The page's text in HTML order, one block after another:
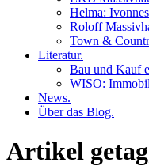
Helma:
Roloff
Town &
Literatur.
Bau und Kauf
WISO:
News.
Über das Blog.
Artikel